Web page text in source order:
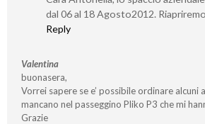
dal 06 al 18 Agosto2012.
Reply
Valentina
buonasera,
Vorrei sapere se e’ possibile ordinare alcuni
mancano nel passeggino Pliko P3 che mi
Grazie